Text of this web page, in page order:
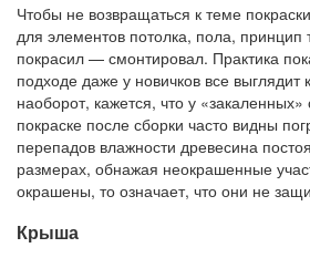
Чтобы не возвращаться к теме
для элементов потолка, пола,
покрасил — смонтировал. Практика
подходе даже у новичков все выглядит
наоборот, кажется, что у «закаленных»
покраске после сборки часто видны
перепадов влажности древесина
размерах, обнажая неокрашенные
окрашены, то означает, что они не
Крыша